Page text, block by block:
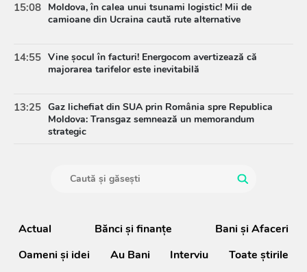
15:08 Moldova, în calea unui tsunami logistic! Mii de
camioane din Ucraina caută rute alternative
14:55 Vine șocul în facturi! Energocom avertizează că
majorarea tarifelor este inevitabilă
13:25 Gaz lichefiat din SUA prin România spre Republica
Moldova: Transgaz semnează un memorandum
strategic
Actual Bănci şi finanţe
Bani și Afaceri
Oameni şi idei
Au Bani Interviu
Toate știrile